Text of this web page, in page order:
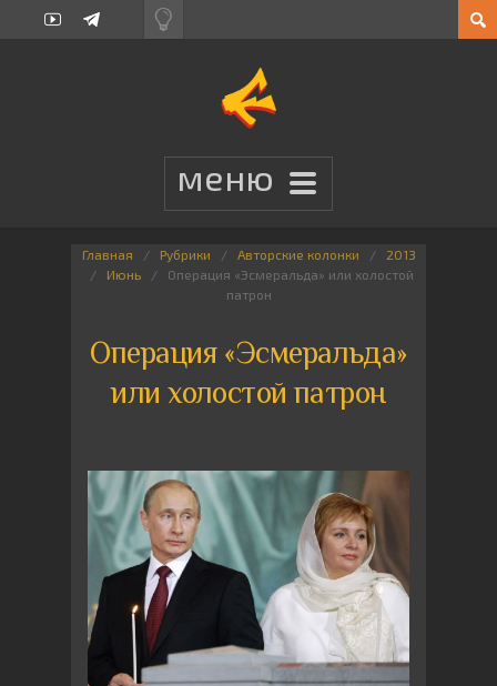
Главная Рубрики Авторские колонки
2013
Июнь
Операция «Эсмеральда» или холостой
патрон
Операция «Эсмеральда»
или холостой патрон